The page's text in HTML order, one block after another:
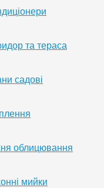
та тераса
садові
облицювання
мийки